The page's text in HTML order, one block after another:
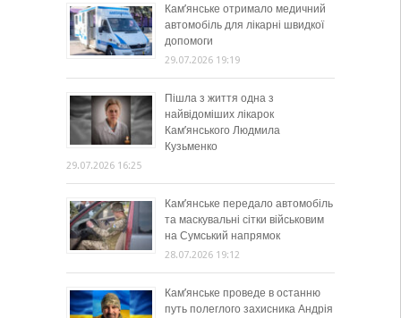
Кам’янське отримало медичний
автомобіль для лікарні швидкої
допомоги
29.07.2026 19:19
Пішла з життя одна з
найвідоміших лікарок
Кам’янського Людмила
Кузьменко
29.07.2026 16:25
Кам’янське передало автомобіль
та маскувальні сітки військовим
на Сумський напрямок
28.07.2026 19:12
Кам’янське проведе в останню
путь полеглого захисника Андрія